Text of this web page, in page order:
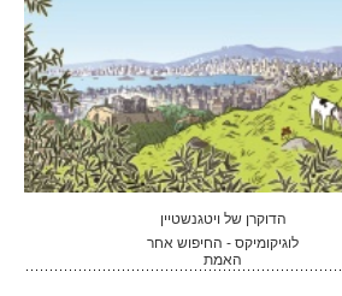
הדוקרן של ויטגנשטיין
לוגיקומיקס - החיפוש אחר
האמת